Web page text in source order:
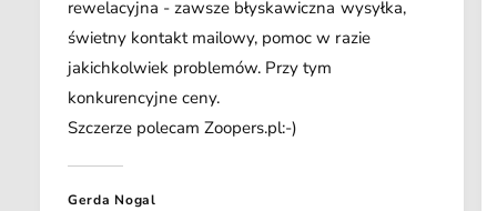
rewelacyjna - zawsze błyskawiczna wysyłka,
świetny kontakt mailowy, pomoc w razie
jakichkolwiek problemów. Przy tym
konkurencyjne ceny.
Szczerze polecam Zoopers.pl:-)
Gerda Nogal